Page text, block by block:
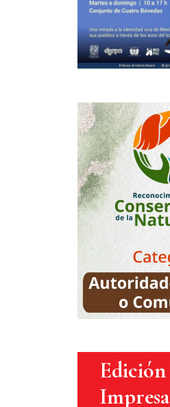
Edición
Impresa